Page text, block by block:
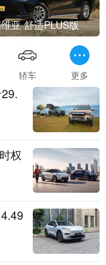
亚 舒适PLUS版
轿车 更多
权